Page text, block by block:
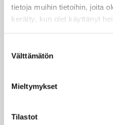
tietoja muihin tietoihin, joita
kerätty, kun olet käyttänyt
valinta
Välttämätön
Mieltymykset
Tilastot
Liiketoiminnan
sihteerityön palvelut laajuus